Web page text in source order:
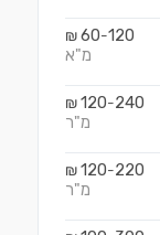
60-120
₪
מ"א
120-240
₪
מ"ר
120-220
₪
מ"ר